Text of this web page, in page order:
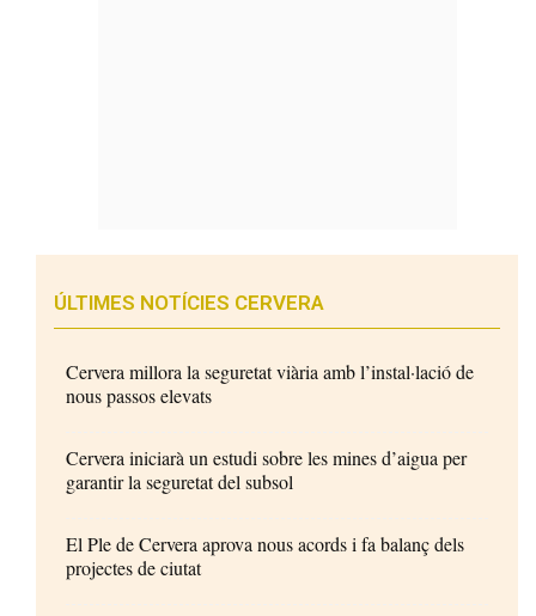
ÚLTIMES NOTÍCIES CERVERA
Cervera millora la seguretat viària amb l’instal·lació de
nous passos elevats
Cervera iniciarà un estudi sobre les mines d’aigua per
garantir la seguretat del subsol
El Ple de Cervera aprova nous acords i fa balanç dels
projectes de ciutat